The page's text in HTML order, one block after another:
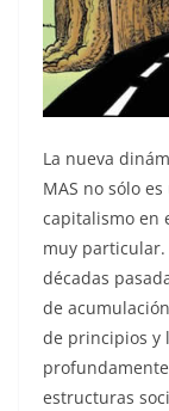
La nueva
MAS no sólo
capitalismo en
muy
décadas
de
de principios y
estructuras